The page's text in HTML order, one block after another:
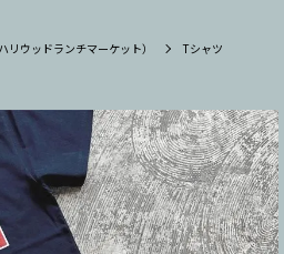
ウッドランチマーケット）
Tシャツ